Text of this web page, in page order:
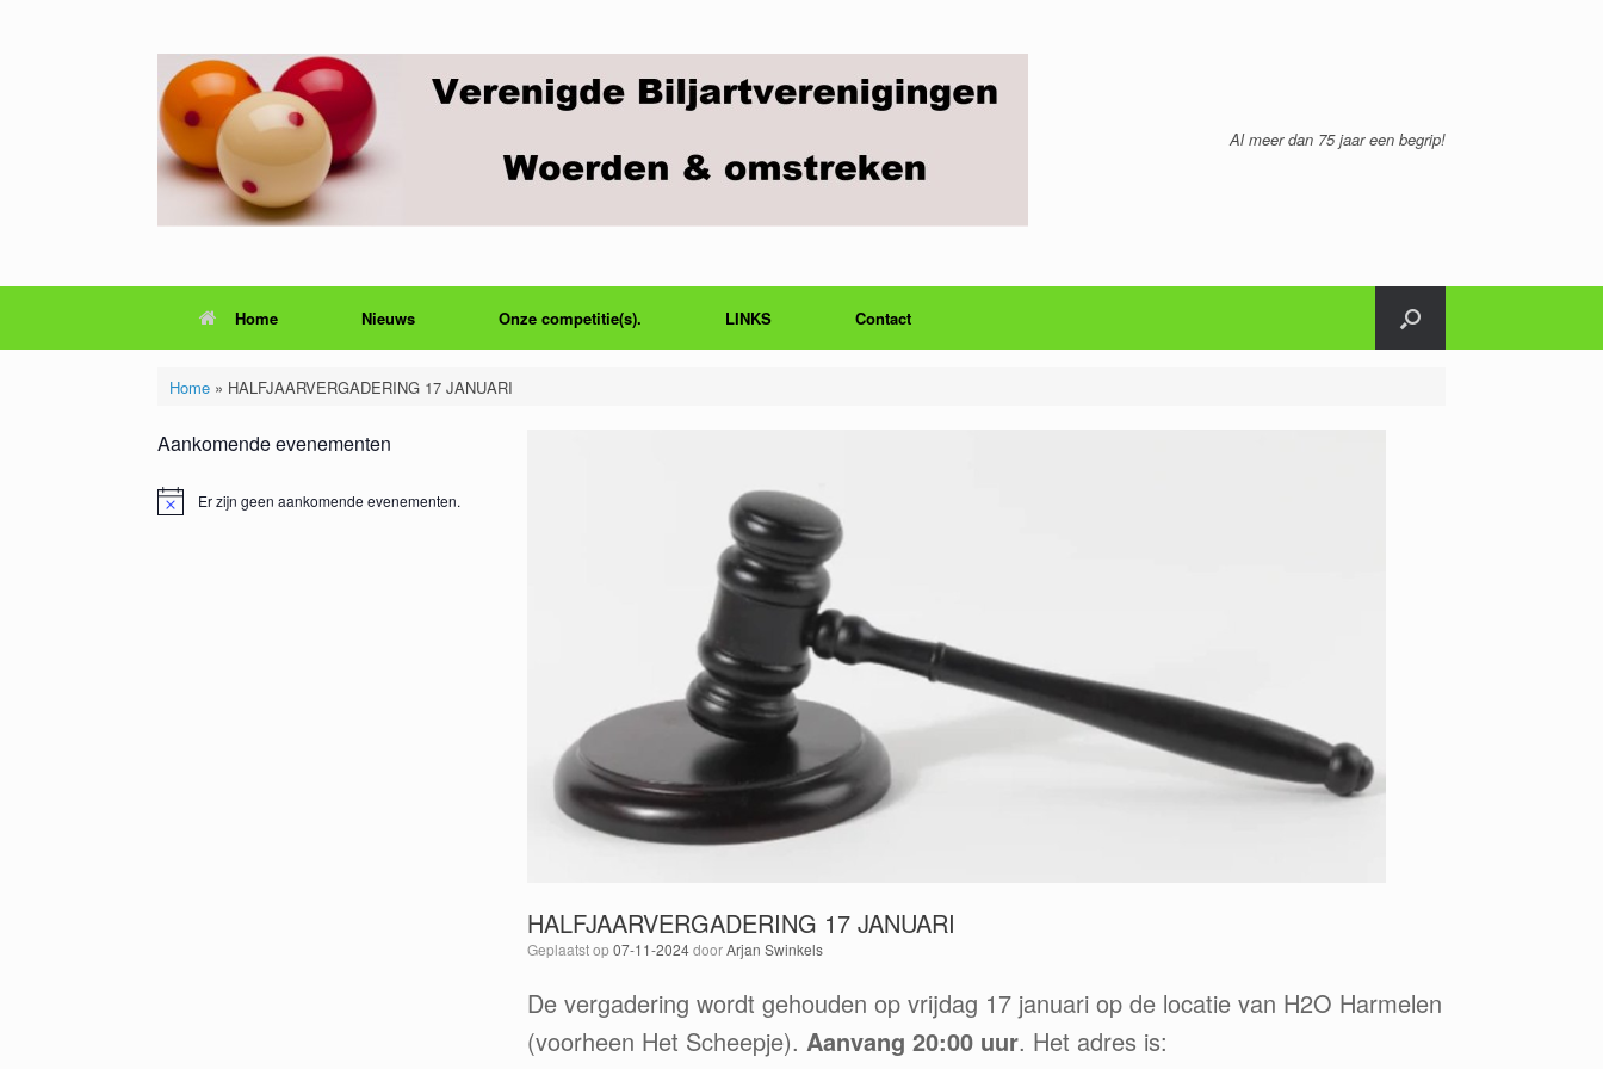
Al meer dan 75 jaar een begrip!
Home Nieuws Onze competitie(s). LINKS Contact
Home» HALFJAARVERGADERING 17 JANUARI
HALFJAARVERGADERING 17 JANUARI
Geplaatst op07-11-2024doorArjan Swinkels
De vergadering wordt gehouden op vrijdag 17 januari op de locatie van H2O Harmelen
(voorheen Het Scheepje).Aanvang 20:00 uur. Het adres is:
Aankomende evenementen
BerichtEr zijn geen aankomende evenementen.